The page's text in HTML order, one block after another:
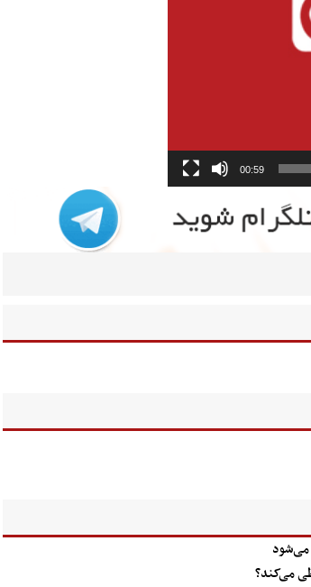
00:59
می‌شود
می‌کند؟